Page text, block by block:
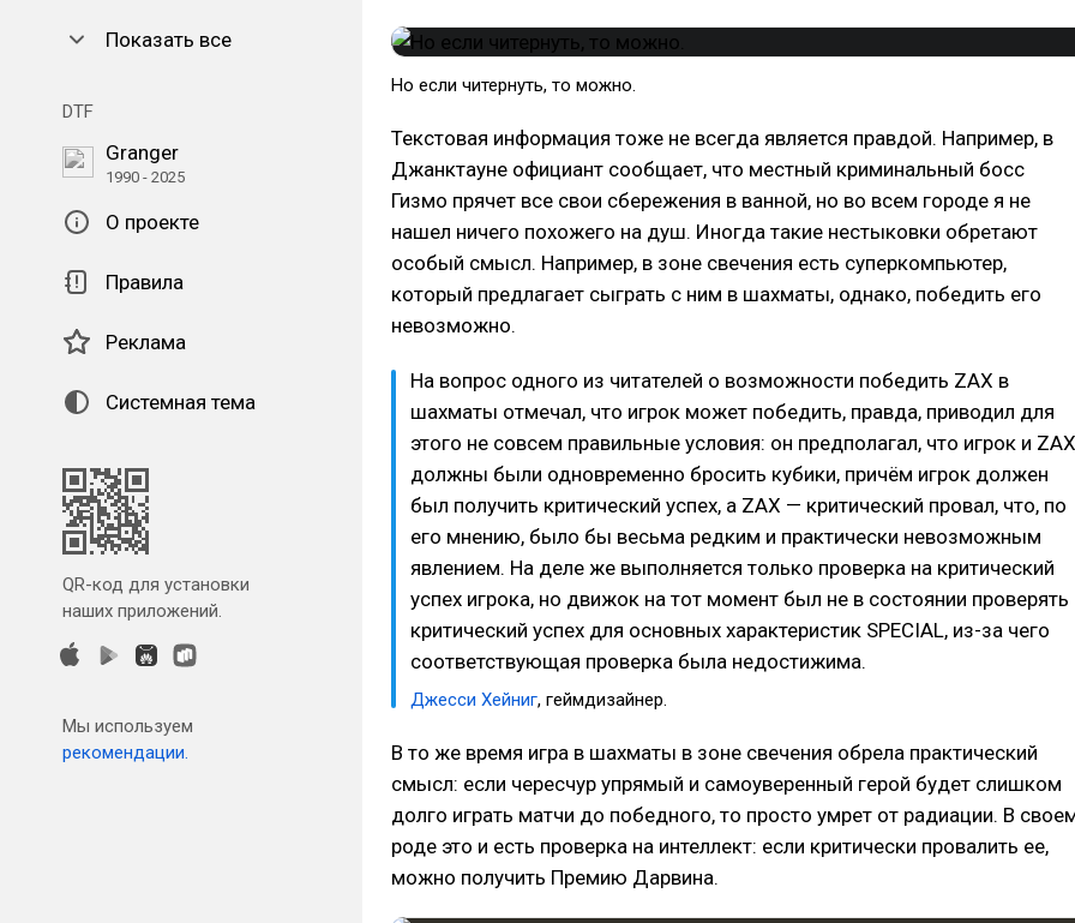
Показать все
DTF
Granger
1990 - 2025
О проекте
Правила
Реклама
Системная тема
QR-код для установки
наших приложений.
Мы используем
рекомендации.
Но если читернуть, то можно.
Текстовая информация тоже не всегда является правдой. Например, в
Джанктауне официант сообщает, что местный криминальный босс
Гизмо прячет все свои сбережения в ванной, но во всем городе я не
нашел ничего похожего на душ. Иногда такие нестыковки обретают
особый смысл. Например, в зоне свечения есть суперкомпьютер,
который предлагает сыграть с ним в шахматы, однако, победить его
невозможно.
На вопрос одного из читателей о возможности победить ZAX в
шахматы отмечал, что игрок может победить, правда, приводил для
этого не совсем правильные условия: он предполагал, что игрок и ZAX
должны были одновременно бросить кубики, причём игрок должен
был получить критический успех, а ZAX — критический провал, что, по
его мнению, было бы весьма редким и практически невозможным
явлением. На деле же выполняется только проверка на критический
успех игрока, но движок на тот момент был не в состоянии проверять
критический успех для основных характеристик SPECIAL, из-за чего
соответствующая проверка была недостижима.
Джесси Хейниг, геймдизайнер.
В то же время игра в шахматы в зоне свечения обрела практический
смысл: если чересчур упрямый и самоуверенный герой будет слишком
долго играть матчи до победного, то просто умрет от радиации. В
роде это и есть проверка на интеллект: если критически провалить ее,
можно получить Премию Дарвина.